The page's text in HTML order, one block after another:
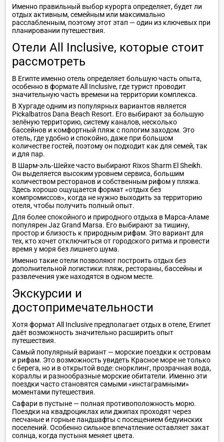
Именно правильный выбор курорта определяет, будет ли
отдых активным, семейным или максимально
расслабленным, поэтому этот этап — один из ключевых при
планировании путешествия.
Отели All Inclusive, которые стоит
рассмотреть
В Египте именно отель определяет большую часть опыта,
особенно в формате All Inclusive, где турист проводит
значительную часть времени на территории комплекса.
В Хургаде одним из популярных вариантов является
Pickalbatros Dana Beach Resort. Его выбирают за большую
зелёную территорию, систему каналов, несколько
бассейнов и комфортный пляж с пологим заходом. Это
отель, где удобно и спокойно, даже при большом
количестве гостей, поэтому он подходит как для семей, так
и для пар.
В Шарм-эль-Шейхе часто выбирают Rixos Sharm El Sheikh.
Он выделяется высоким уровнем сервиса, большим
количеством ресторанов и собственным рифом у пляжа.
Здесь хорошо ощущается формат «отдых без
компромиссов», когда не нужно выходить за территорию
отеля, чтобы получить полный опыт.
Для более спокойного и природного отдыха в Марса-Аламе
популярен Jaz Grand Marsa. Его выбирают за тишину,
простор и близость к природным рифам. Это вариант для
тех, кто хочет отключиться от городского ритма и провести
время у моря без лишнего шума.
Именно такие отели позволяют построить отдых без
дополнительной логистики: пляж, рестораны, бассейны и
развлечения уже находятся в одном месте.
Экскурсии и
достопримечательности
Хотя формат All Inclusive предполагает отдых в отеле, Египет
даёт возможность значительно расширить опыт
путешествия.
Самый популярный вариант — морские поездки к островам
и рифам. Это возможность увидеть Красное море не только
с берега, но и в открытой воде: снорклинг, прозрачная вода,
кораллы и разнообразные морские обитатели. Именно эти
поездки часто становятся самыми «инстаграмными»
моментами путешествия.
Сафари в пустыне — полная противоположность морю.
Поездки на квадроциклах или джипах проходят через
песчаные и горные ландшафты с посещением бедуинских
поселений. Особенно сильное впечатление оставляет закат
солнца, когда пустыня меняет цвета.